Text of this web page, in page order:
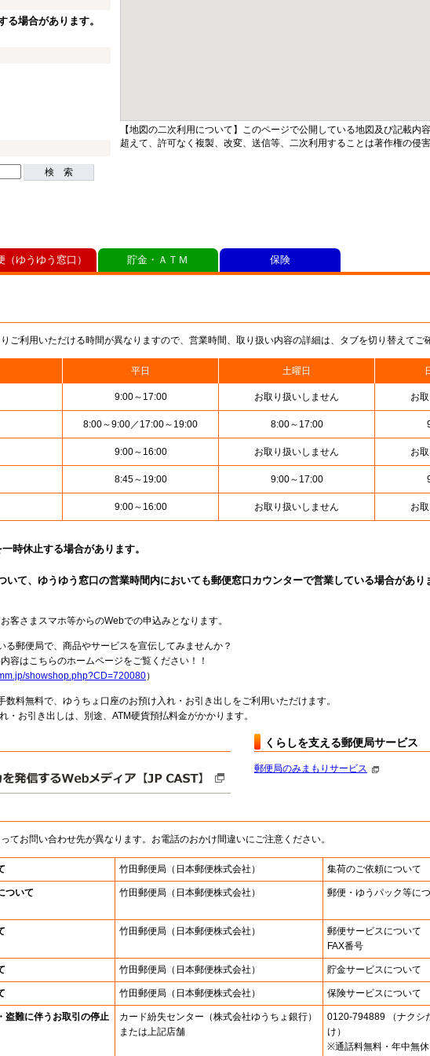
場合があります。
検 索
【地図の二次利用について】このページで公開している地図及び記載内
超えて、許可なく複製、改変、送信等、二次利用することは著作権の侵
ご利用いただける時間が異なりますので、営業時間、取り扱い内容の詳細は、タブを切り替えてご
平日 土曜日
9:00～17:00 お取り扱いしません お
8:00～9:00／17:00～19:00 8:00～17:00
9:00～16:00 お取り扱いしません お
8:45～19:00 9:00～17:00
9:00～16:00 お取り扱いしません お
時休止する場合があります。
て、ゆうゆう窓口の営業時間内においても郵便窓口カウンターで営業している場合があり
客さまスマホ等からのWebでの申込みとなります。
る郵便局で、商品やサービスを宣伝してみませんか？
容はこちらのホームページをご覧ください！！
showshop.php?CD=720080）
数料無料で、ゆうちょ口座のお預け入れ・お引き出しをご利用いただけます。
・お引き出しは、別途、ATM硬貨預払料金がかかります。
くらしを支える郵便局サービス
郵便局のみまもりサービス
てお問い合わせ先が異なります。お電話のおかけ間違いにご注意ください。
竹田郵便局 （日本郵便株式会社） 集荷のご依頼について
ついて 竹田郵便局 （日本郵便株式会社）
郵便・ゆうパック等に
竹田郵便局 （日本郵便株式会社） 郵便サービスについて
FAX番号
竹田郵便局 （日本郵便株式会社） 貯金サービスについて
竹田郵便局 （日本郵便株式会社） 保険サービスについて
盗難に伴うお取引の停止 カード紛失センター （株式会社ゆうちょ銀行）
または上記店舗
0120-794889 （ナクシ
け）
※通話料無料・年中無
（ゆうゆう窓口） 貯金・ＡＴＭ 保険